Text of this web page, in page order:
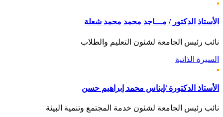
الأستاذ الدكتور / مـــاجد محمد محمد شعلة
نائب رئيس الجامعة لشئون التعليم والطلاب
السيرة الذاتية
الأستاذ الدكتورة /إيناس محمد إبراهيم حسن
نائب رئيس الجامعة لشئون خدمة المجتمع وتنمية البيئة